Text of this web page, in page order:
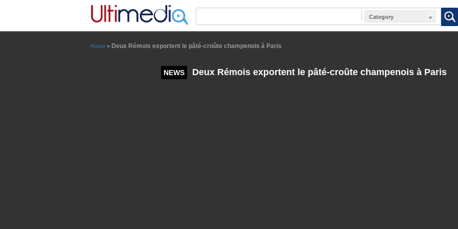
Category
Home > Deux Rémois exportent le pâté-croûte champenois à Paris
NEWS Deux Rémois exportent le pâté-croûte champenois à Paris